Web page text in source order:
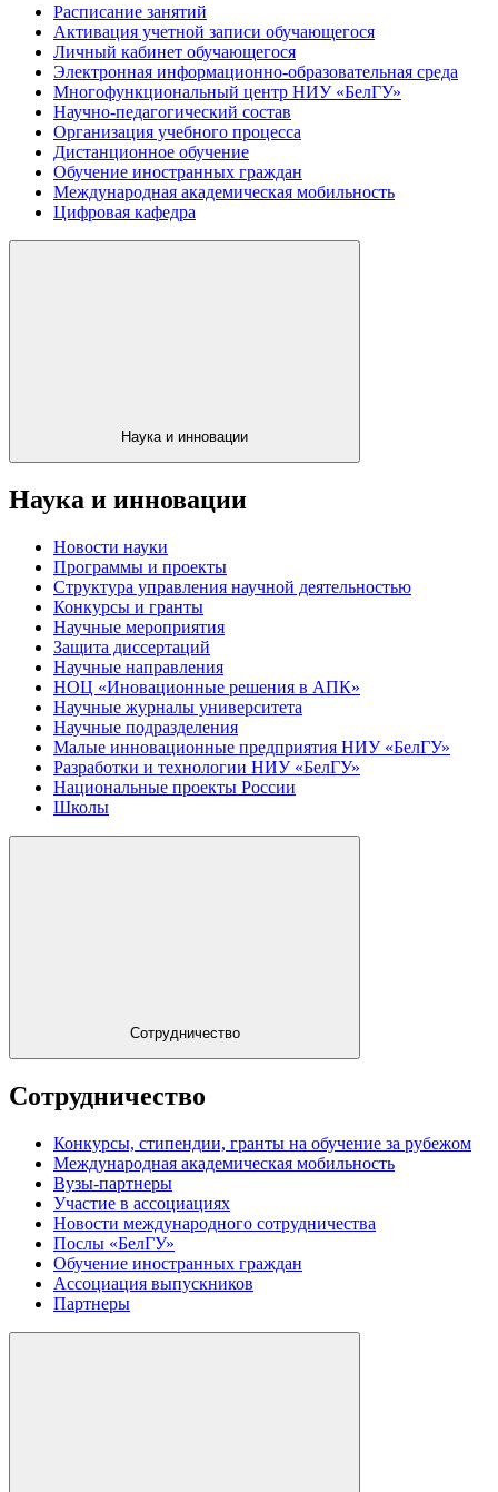
Расписание занятий
Активация учетной записи обучающегося
Личный кабинет обучающегося
Электронная информационно-образовательная среда
Многофункциональный центр НИУ «БелГУ»
Научно-педагогический состав
Организация учебного процесса
Дистанционное обучение
Обучение иностранных граждан
Международная академическая мобильность
Цифровая кафедра
Наука и инновации
Наука и инновации
Новости науки
Программы и проекты
Структура управления научной деятельностью
Конкурсы и гранты
Научные мероприятия
Защита диссертаций
Научные направления
НОЦ «Иновационные решения в АПК»
Научные журналы университета
Научные подразделения
Малые инновационные предприятия НИУ «БелГУ»
Разработки и технологии НИУ «БелГУ»
Национальные проекты России
Школы
Сотрудничество
Сотрудничество
Конкурсы, стипендии, гранты на обучение за рубежом
Международная академическая мобильность
Вузы-партнеры
Участие в ассоциациях
Новости международного сотрудничества
Послы «БелГУ»
Обучение иностранных граждан
Ассоциация выпускников
Партнеры